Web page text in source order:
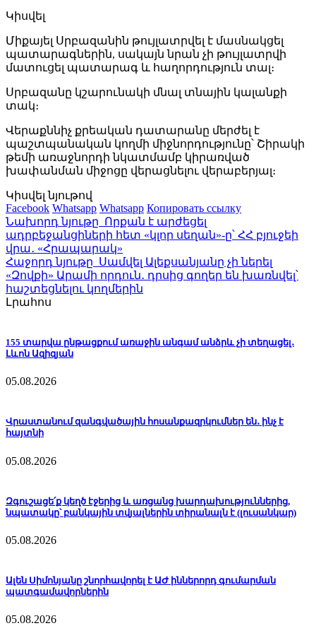
Կիսվել
Միքայել Սրբազանին թույլատրվել է մասնակցել
պատարագներին, սակայն նրան չի թույլատրվի
մատուցել պատարագ և հաղորդություն տալ։
Սրբազանը կշարունակի մնալ տնային կալանքի
տակ։
Վերաքննիչ քրեական դատարանը մերժել է
պաշտպանական կողմի միջնորդությունը՝ Շիրակի
թեմի առաջնորդի նկատմամբ կիրառված
խափանման միջոցը վերացնելու վերաբերյալ։
Կիսվել նյութով
Facebook Whatsapp Whatsapp Копировать ссылку
Նախորդ նյութը Որքան է արժեցել
ադրբեջանցիների հետ «կլոր սեղան»-ը՝ ՀՀ բյուջեի
վրա․ «Հրապարակ»
Հաջորդ նյութը Սամվել Ալեքսանյանը չի ներել
«Զովքի» Արամի որդուն․ դրսից գողեր են խառնվել՝
հաշտեցնելու կողմերին
Լրահոս
155 տարվա ընթացքում առաջին անգամ անձրև չի տեղացել․
Լևոն Ազիզյան
05.08.2026
Վրաստանում զանգվածային հոսանքազրկումներ են․ ինչ է
հայտնի
05.08.2026
Զգուշացե՛ք կեղծ էջերից և առցանց խարդախություններից,
նպատակը՝ բանկային տվյալներին տիրանալն է (լուսանկար)
05.08.2026
Ալեն Սիմոնյանը շնորհավորել է ԱԺ իններորդ գումարման
պատգամավորներին
05.08.2026